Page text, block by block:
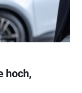
hoch,